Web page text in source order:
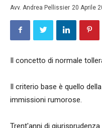
Avv. Andrea Pellissier 20 Aprile
Il concetto di normale
Il criterio base è quello
immissioni rumorose.
Trent'anni di